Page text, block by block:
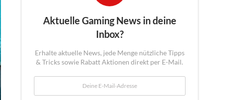
Aktuelle Gaming News in deine
Inbox?
Erhalte aktuelle News, jede Menge nützliche Tipps
& Tricks sowie Rabatt Aktionen direkt per E-Mail.